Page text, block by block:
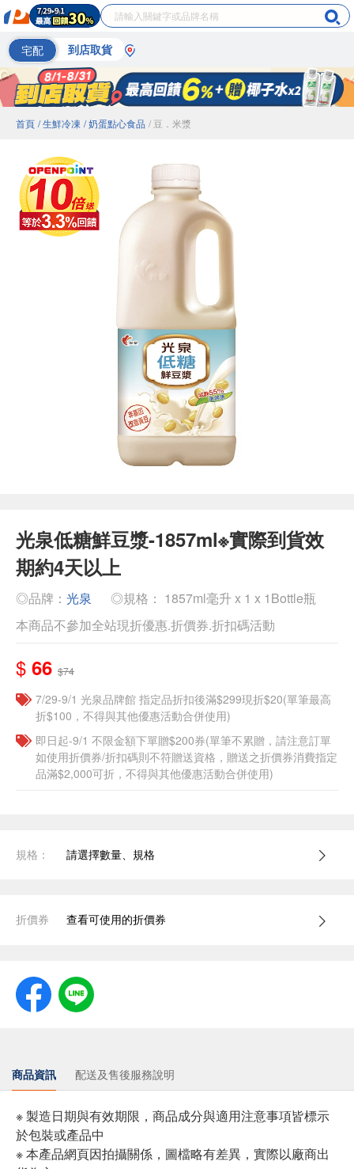
宅配 到店取貨
首頁 / 生鮮冷凍 / 奶蛋點心食品 / 豆．米漿
光泉低糖鮮豆漿-1857ml※實際到貨效
期約4天以上
◎品牌： 光泉
◎規格： 1857ml毫升 x 1 x 1Bottle瓶
本商品不參加全站現折優惠.折價券.折扣碼活動
$ 66 $74
7/29-9/1 光泉品牌館 指定品折扣後滿$299現折$20(單筆最高
折$100，不得與其他優惠活動合併使用)
即日起-9/1 不限金額下單贈$200券(單筆不累贈，請注意訂單
如使用折價券/折扣碼則不符贈送資格，贈送之折價券消費指定
品滿$2,000可折，不得與其他優惠活動合併使用)
規格： 請選擇數量、規格
折價券 查看可使用的折價券
商品資訊 配送及售後服務說明
※ 製造日期與有效期限，商品成分與適用注意事項皆標示
於包裝或產品中
※ 本產品網頁因拍攝關係，圖檔略有差異，實際以廠商出